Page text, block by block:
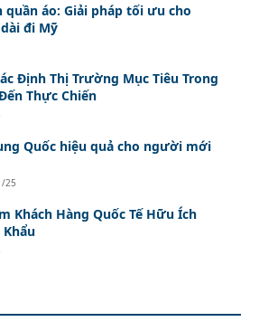
quần áo: Giải pháp tối ưu cho
đi Mỹ
Định Thị Trường Mục Tiêu Trong
Thực Chiến
Quốc hiệu quả cho người mới
25
Khách Hàng Quốc Tế Hữu Ích
Khẩu